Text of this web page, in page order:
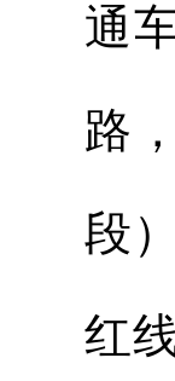
通
路
段
红